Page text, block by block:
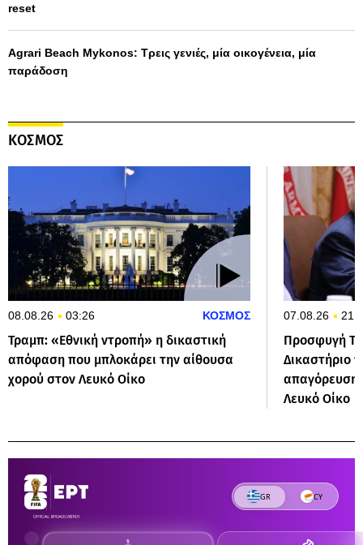
reset
Agrari Beach Mykonos: Τρεις γενιές, μία οικογένεια, μία
παράδοση
ΚΟΣΜΟΣ
08.08.26 03:26 ΚΟΣΜΟΣ
Τραμπ: «Εθνική ντροπή» η δικαστική
απόφαση που μπλοκάρει την αίθουσα
χορού στον Λευκό Οίκο
07.08.26
Προσφυγή
Δικαστήριο
Λευκό Οίκο